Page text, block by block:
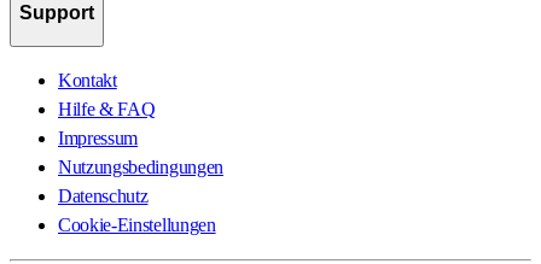
Support
Kontakt
Hilfe & FAQ
Impressum
Nutzungsbedingungen
Datenschutz
Cookie-Einstellungen